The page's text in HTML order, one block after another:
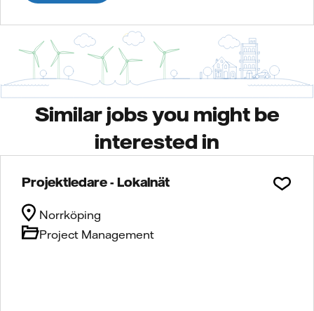
Similar jobs you might be
interested in
Projektledare - Lokalnät
Project Management
Norrköping